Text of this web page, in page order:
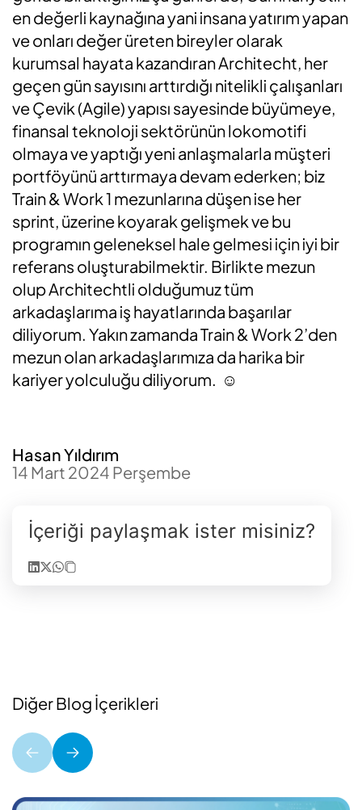
en değerli kaynağına yani insana yatırım yapan
ve onları değer üreten bireyler olarak
kurumsal hayata kazandıran Architecht, her
geçen gün sayısını arttırdığı nitelikli çalışanları
ve Çevik (Agile) yapısı sayesinde büyümeye,
finansal teknoloji sektörünün lokomotifi
olmaya ve yaptığı yeni anlaşmalarla müşteri
portföyünü arttırmaya devam ederken; biz
Train & Work 1 mezunlarına düşen ise her
sprint, üzerine koyarak gelişmek ve bu
programın geleneksel hale gelmesi için iyi bir
referans oluşturabilmektir. Birlikte mezun
olup Architechtli olduğumuz tüm
arkadaşlarıma iş hayatlarında başarılar
diliyorum. Yakın zamanda Train & Work 2’den
mezun olan arkadaşlarımıza da harika bir
kariyer yolculuğu diliyorum. ☺️
Hasan Yıldırım
14 Mart 2024 Perşembe
İçeriği paylaşmak ister misiniz?
Diğer Blog İçerikleri